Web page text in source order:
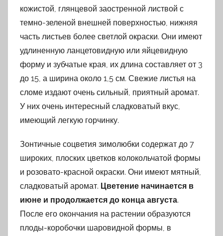
кожистой, глянцевой заостренной листвой с
темно-зеленой внешней поверхностью, нижняя
часть листьев более светлой окраски. Они имеют
удлиненную ланцетовидную или яйцевидную
форму и зубчатые края, их длина составляет от 3
до 15, а ширина около 1,5 см. Свежие листья на
сломе издают очень сильный, приятный аромат.
У них очень интересный сладковатый вкус,
имеющий легкую горчинку.
Зонтичные соцветия зимолюбки содержат до 7
широких, плоских цветков колокольчатой формы
и розовато-красной окраски. Они имеют мятный,
сладковатый аромат. Цветение начинается в
июне и продолжается до конца августа.
После его окончания на растении образуются
плоды-коробочки шаровидной формы, в